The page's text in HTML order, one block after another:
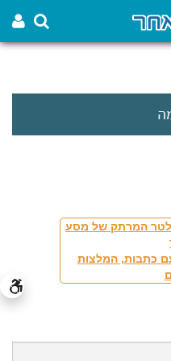
המרתק של מסע
כתבות, המלצות